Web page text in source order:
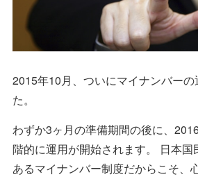
2015年10月、ついにマイナンバー
た。
わずか3ヶ月の準備期間の後に、
階的に運用が開始されます。 日本
あるマイナンバー制度だからこそ、